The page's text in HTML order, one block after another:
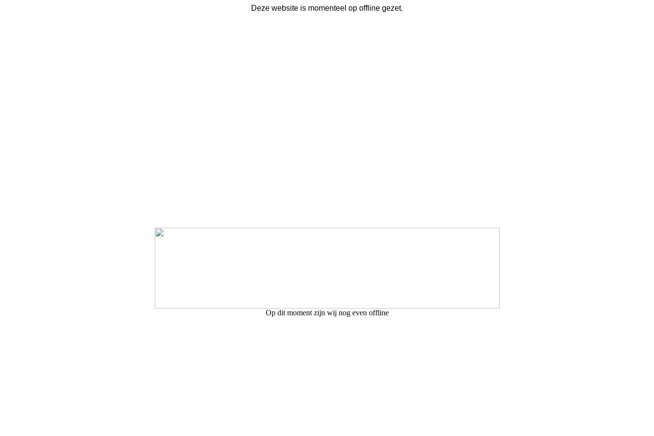
Deze website is momenteel op offline gezet.
Op dit moment zijn wij nog even offline